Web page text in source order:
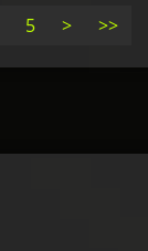
5 > >>